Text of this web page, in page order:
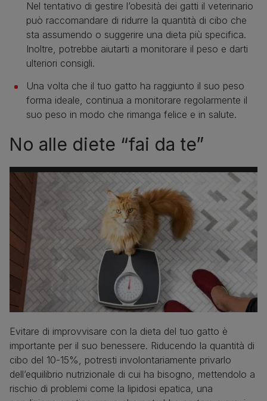
Nel tentativo di gestire l’obesità dei gatti il veterinario
può raccomandare di ridurre la quantità di cibo che
sta assumendo o suggerire una dieta più specifica.
Inoltre, potrebbe aiutarti a monitorare il peso e darti
ulteriori consigli.
Una volta che il tuo gatto ha raggiunto il suo peso
forma ideale, continua a monitorare regolarmente il
suo peso in modo che rimanga felice e in salute.
No alle diete “fai da te”
Evitare di improvvisare con la dieta del tuo gatto è
importante per il suo benessere. Riducendo la quantità di
cibo del 10-15%, potresti involontariamente privarlo
dell’equilibrio nutrizionale di cui ha bisogno, mettendolo a
rischio di problemi come la lipidosi epatica, una